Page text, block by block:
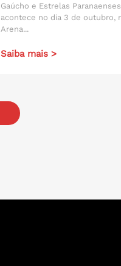
Gaúcho e Estrelas Paranaenses
acontece no dia 3 de outubro,
Arena...
Saiba mais >